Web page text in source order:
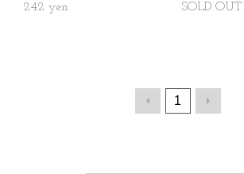
242 SOLD OUT
1